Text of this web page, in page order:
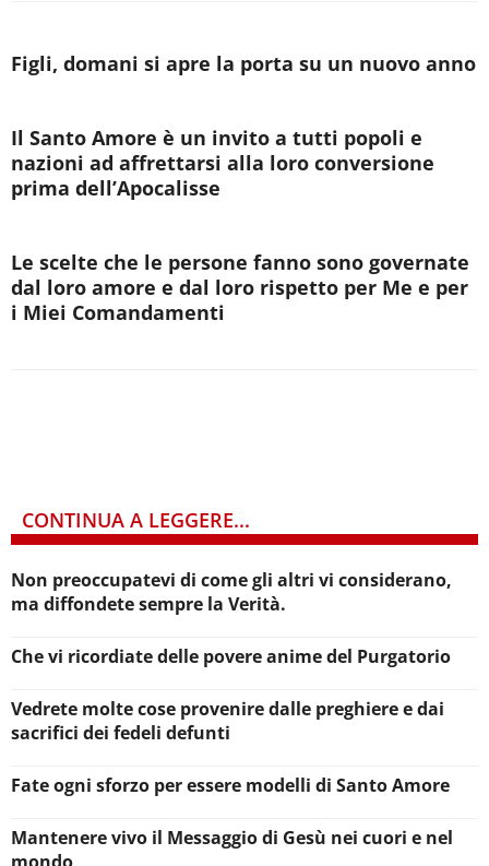
Figli, domani si apre la porta su un nuovo anno
Il Santo Amore è un invito a tutti popoli e
nazioni ad affrettarsi alla loro conversione
prima dell’Apocalisse
Le scelte che le persone fanno sono governate
dal loro amore e dal loro rispetto per Me e per
i Miei Comandamenti
CONTINUA A LEGGERE...
Non preoccupatevi di come gli altri vi considerano,
ma diffondete sempre la Verità.
Che vi ricordiate delle povere anime del Purgatorio
Vedrete molte cose provenire dalle preghiere e dai
sacrifici dei fedeli defunti
Fate ogni sforzo per essere modelli di Santo Amore
Mantenere vivo il Messaggio di Gesù nei cuori e nel